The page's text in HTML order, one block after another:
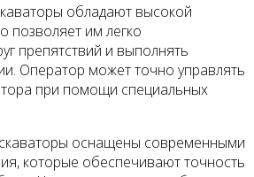
обладают высокой
позволяет им легко
препятствий и выполнять
Оператор может точно управлять
при помощи специальных
оснащены современными
которые обеспечивают точность